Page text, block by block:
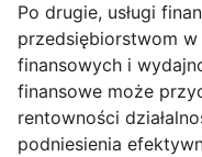
Po drugie, usługi
przedsiębiorstwom
finansowych i
finansowe może
rentowności
podniesienia